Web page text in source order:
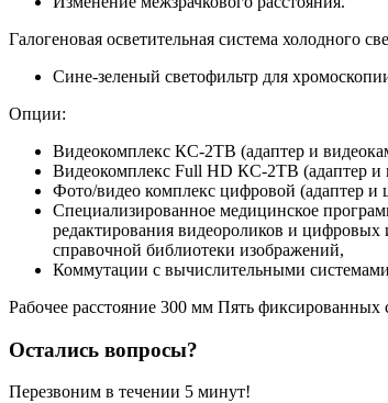
Галогеновая осветительная система холодного
Сине-зеленый светофильтр для
Опции:
Видеокомплекс КС-2ТВ (адаптер и
Видеокомплекс Full HD КС-2ТВ (адаптер и
Фото/видео комплекс цифровой (адаптер и
Специализированное медицинское
редактирования видеороликов и цифровых
справочной библиотеки изображений,
Коммутации с вычислительными
Рабочее расстояние 300 мм Пять
Остались вопросы?
Перезвоним в течении 5 минут!